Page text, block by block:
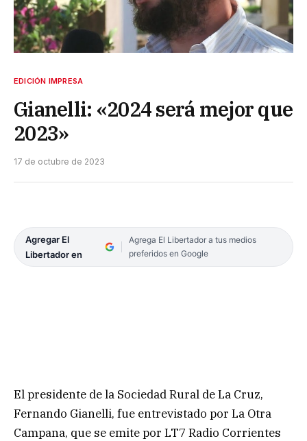
EDICIÓN IMPRESA
Gianelli: «2024 será mejor que
2023»
17 de octubre de 2023
Agregar El
Libertador en
Agrega El Libertador a tus medios
preferidos en Google
El presidente de la Sociedad Rural de La Cruz,
Fernando Gianelli, fue entrevistado por La Otra
Campana, que se emite por LT7 Radio Corrientes